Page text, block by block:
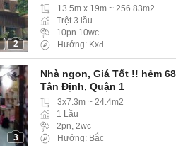
2
13.5m x 19m ~ 256.83m2
Trệt 3 lầu
10pn 10wc
Hướng: Kxđ
3
Nhà ngon, Giá Tốt !! hẻm
Tân Định, Quận 1
3x7.3m ~ 24.4m2
1 Lầu
2pn, 2wc
Hướng: Bắc